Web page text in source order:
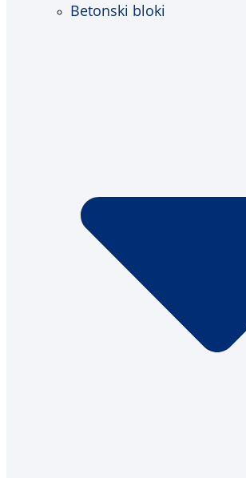
Betonski bloki